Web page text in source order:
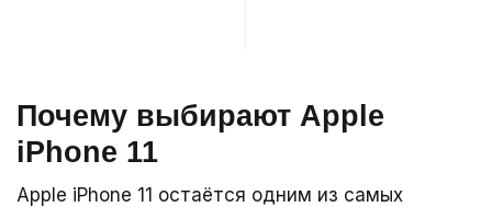
Почему выбирают Apple
iPhone 11
Apple iPhone 11 остаётся одним из самых